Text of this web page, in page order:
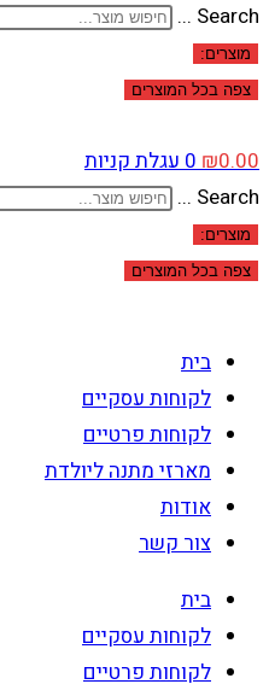
Search ...
מוצרים:
צפה בכל המוצרים
₪0.00
0עגלת קניות
Search ...
מוצרים:
צפה בכל המוצרים
בית
לקוחות עסקיים
לקוחות פרטיים
מארזי מתנה ליולדת
אודות
צור קשר
בית
לקוחות עסקיים
לקוחות פרטיים